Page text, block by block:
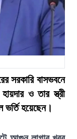
সরকারি বাসভবনে
ও তার স্ত্রী
ভর্তি হয়েছেন।